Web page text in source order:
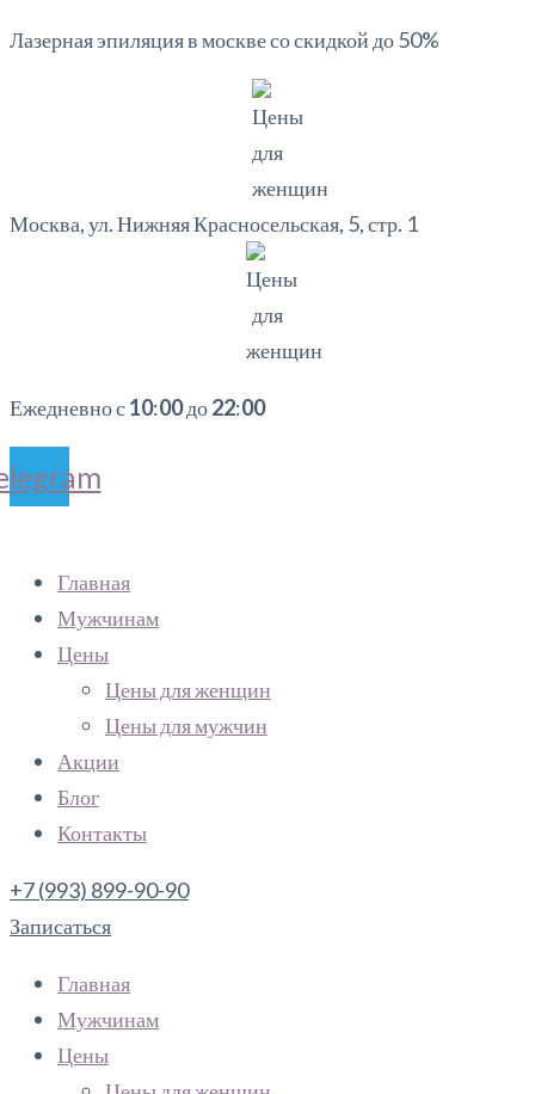
Лазерная эпиляция в москве со скидкой до 50%
Москва, ул. Нижняя Красносельская, 5, стр. 1
Ежедневно с10:00до22:00
Главная
Мужчинам
Цены
Цены для женщин
Цены для мужчин
Акции
Блог
Контакты
+7 (993) 899-90-90
Записаться
Главная
Мужчинам
Цены